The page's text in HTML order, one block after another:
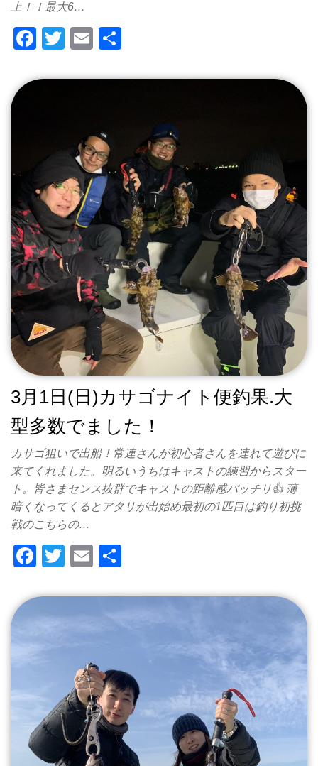
上！！最大6…
F
c
o
k
T
tt
E
ail
3月1日(日)カサゴナイト便釣果.大
型多数でました！
カサゴ狙いで出船！常連さんが初心者さんを連れて遊びに
来てくれました。明るいうちはキャストの練習からスター
ト。皆さまセンス抜群でキャストの距離感バッチリ👍 薄
暗くなってくるとアタリが出始め最初の1匹目は釣り初挑
戦のこちらの…
F
c
e
b
o
k
T
tt
er
E
ail